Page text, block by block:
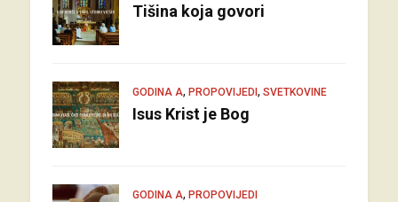
Tišina koja govori
GODINA A, PROPOVIJEDI, SVETKOVINE
Isus Krist je Bog
GODINA A, PROPOVIJEDI